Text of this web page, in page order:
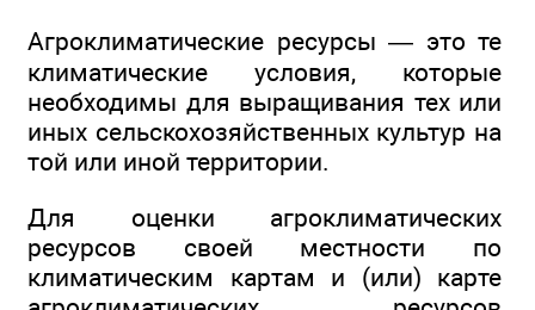
Агроклиматические ресурсы — это те
климатические условия, которые
необходимы для выращивания тех или
иных сельскохозяйственных культур на
той или иной территории.
Для оценки агроклиматических
ресурсов своей местности по
климатическим картам и (или) карте